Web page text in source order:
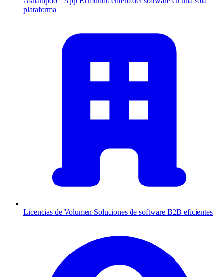
plataforma
Licencias de Volumen Soluciones de software B2B eficientes